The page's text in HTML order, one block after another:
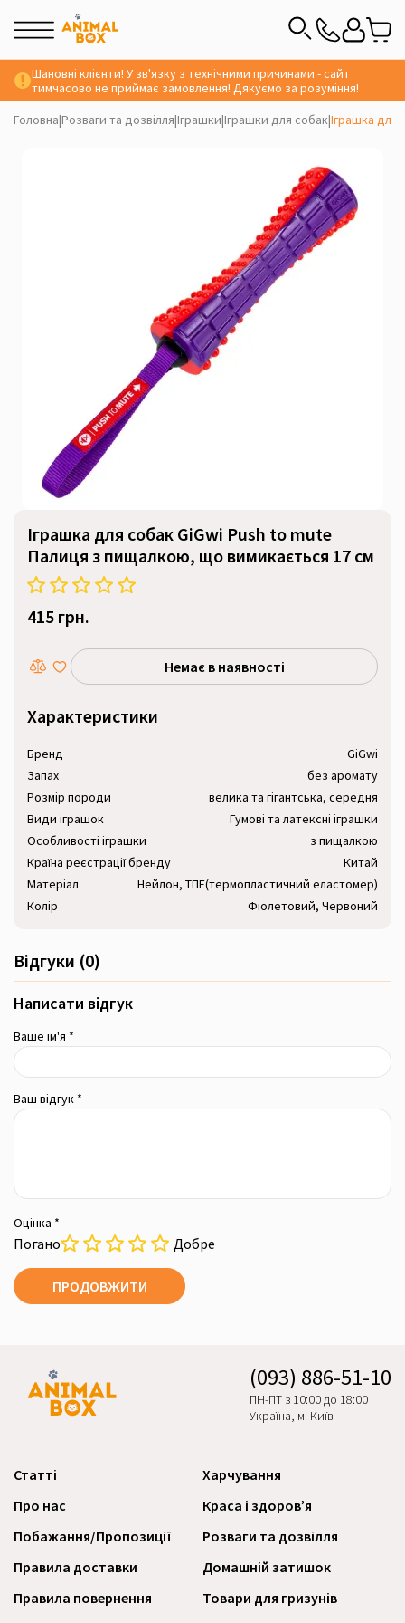
Шановні клієнти! У зв'язку з технічними причинами - сайт
тимчасово не приймає замовлення! Дякуємо за розуміння!
Головна|Розваги та дозвілля|Іграшки|Іграшки для собак|Іграшка для
Іграшка для собак GiGwi Push to mute
Палиця з пищалкою, що вимикається 17 см
415 грн.
Немає в наявності
Характеристики
Бренд
GiGwi
Запах
без аромату
Розмір породи
велика та гігантська, середня
Види іграшок
Гумові та латексні іграшки
Особливості іграшки
з пищалкою
Країна реєстрації бренду
Китай
Матеріал
Нейлон, ТПЕ(термопластичний еластомер)
Колір
Фіолетовий, Червоний
Відгуки (0)
Написати відгук
Ваше ім'я *
Ваш відгук *
Оцінка *
Погано Добре
ПРОДОВЖИТИ
(093) 886-51-10
ПН-ПТ з 10:00 до 18:00
Україна, м. Київ
Статті
Про нас
Побажання/Пропозиції
Правила доставки
Правила повернення
Харчування
Краса і здоров’я
Розваги та дозвілля
Домашній затишок
Товари для гризунів